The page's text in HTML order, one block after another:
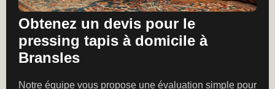
Obtenez un devis pour le
pressing tapis à domicile à
Bransles
Notre équipe vous propose une évaluation simple pour